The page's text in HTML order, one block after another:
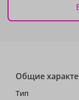
Общие
Тип